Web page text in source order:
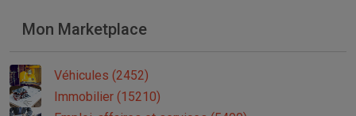
Mon Marketplace
Véhicules (2452)
Immobilier (15210)